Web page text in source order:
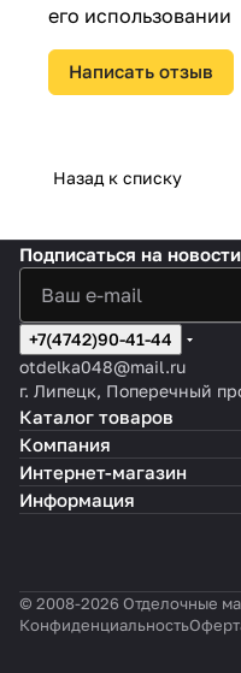
его использовании
Написать отзыв
Назад к списку
Подписаться на
+7(4742)90-41-44
otdelka048@mail.ru
г. Липецк, Поперечный
Каталог товаров
Компания
Интернет-магазин
Информация
© 2008-2026 Отделочные
Конфиденциальность